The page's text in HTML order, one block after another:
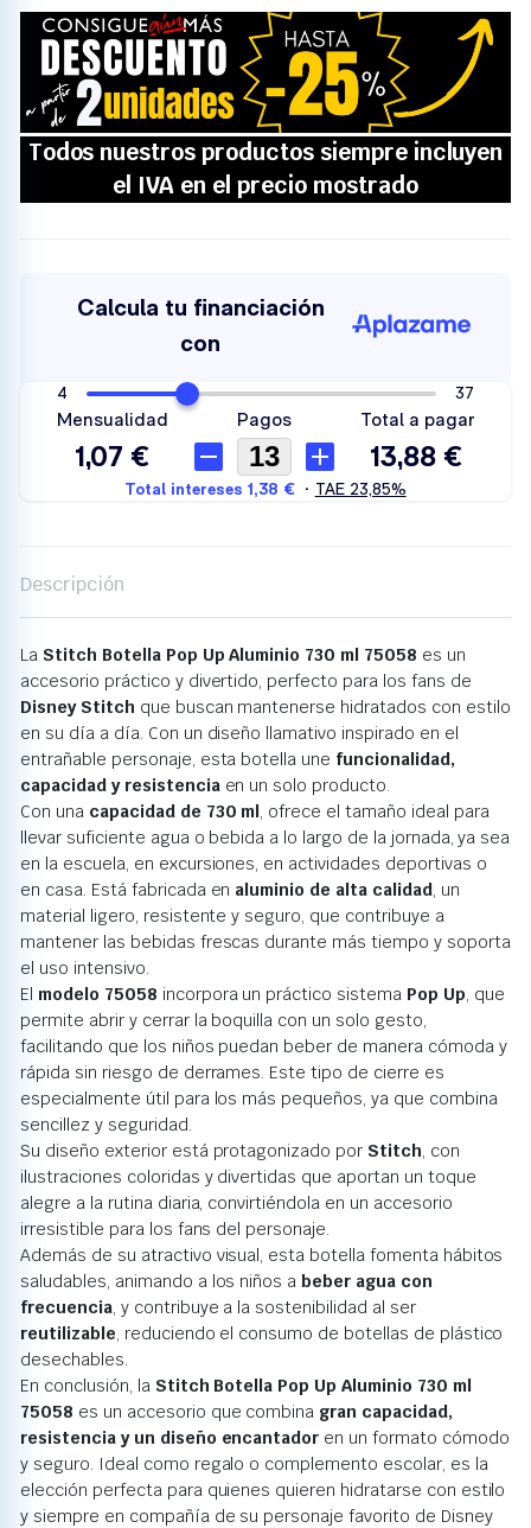
Descripción
La Stitch Botella Pop Up Aluminio 730 ml 75058 es un
accesorio práctico y divertido, perfecto para los fans de
Disney Stitch que buscan mantenerse hidratados con estilo
en su día a día. Con un diseño llamativo inspirado en el
entrañable personaje, esta botella une funcionalidad,
capacidad y resistenciaen un solo producto.
Con una capacidad de 730 ml, ofrece el tamaño ideal para
llevar suficiente agua o bebida a lo largo de la jornada, ya sea
en la escuela, en excursiones, en actividades deportivas o
en casa. Está fabricada en aluminio de alta calidad, un
material ligero, resistente y seguro, que contribuye a
mantener las bebidas frescas durante más tiempo y soporta
el uso intensivo.
El modelo 75058 incorpora un práctico sistema Pop Up, que
permite abrir y cerrar la boquilla con un solo gesto,
facilitando que los niños puedan beber de manera cómoda y
rápida sin riesgo de derrames. Este tipo de cierre es
especialmente útil para los más pequeños, ya que combina
sencillez y seguridad.
Su diseño exterior está protagonizado por Stitch, con
ilustraciones coloridas y divertidas que aportan un toque
alegre a la rutina diaria, convirtiéndola en un accesorio
irresistible para los fans del personaje.
Además de su atractivo visual, esta botella fomenta hábitos
saludables, animando a los niños abeber agua con
frecuencia, y contribuye a la sostenibilidad al ser
reutilizable, reduciendo el consumo de botellas de plástico
desechables.
En conclusión, la Stitch Botella Pop Up Aluminio 730 ml
75058 es un accesorio que combina gran capacidad,
resistencia y un diseño encantador en un formato cómodo
y seguro. Ideal como regalo o complemento escolar, es la
elección perfecta para quienes quieren hidratarse con estilo
y siempre en compañía de su personaje favorito de Disney